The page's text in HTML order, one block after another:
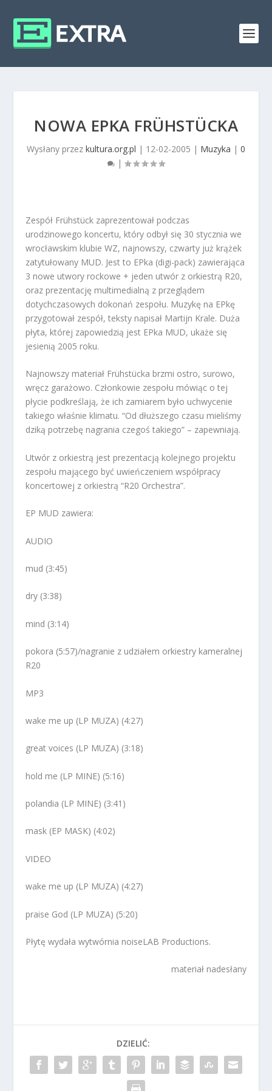
NOWA EPKA FRÜHSTÜCKA
Wysłany przez kultura.org.pl | 12-02-2005 | Muzyka | 0
|
Zespół Frühstück zaprezentował podczas
urodzinowego koncertu, który odbył się 30 stycznia we
wrocławskim klubie WZ, najnowszy, czwarty już krążek
zatytułowany MUD. Jest to EPka (digi-pack) zawierająca
3 nowe utwory rockowe + jeden utwór z orkiestrą R20,
oraz prezentację multimedialną z przeglądem
dotychczasowych dokonań zespołu. Muzykę na EPkę
przygotował zespół, teksty napisał Martijn Krale. Duża
płyta, której zapowiedzią jest EPka MUD, ukaże się
jesienią 2005 roku.
Najnowszy materiał Frühstücka brzmi ostro, surowo,
wręcz garażowo. Członkowie zespołu mówiąc o tej
płycie podkreślają, że ich zamiarem było uchwycenie
takiego właśnie klimatu. “Od dłuższego czasu mieliśmy
dziką potrzebę nagrania czegoś takiego” – zapewniają.
Utwór z orkiestrą jest prezentacją kolejnego projektu
zespołu mającego być uwieńczeniem współpracy
koncertowej z orkiestrą “R20 Orchestra”.
EP MUD zawiera:
AUDIO
mud (3:45)
dry (3:38)
mind (3:14)
pokora (5:57)/nagranie z udziałem orkiestry kameralnej
R20
MP3
wake me up (LP MUZA) (4:27)
great voices (LP MUZA) (3:18)
hold me (LP MINE) (5:16)
polandia (LP MINE) (3:41)
mask (EP MASK) (4:02)
VIDEO
wake me up (LP MUZA) (4:27)
praise God (LP MUZA) (5:20)
Płytę wydała wytwórnia noiseLAB Productions.
materiał nadesłany
DZIELIĆ: